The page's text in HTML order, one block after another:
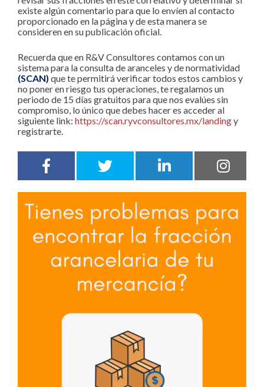
existe algún comentario para que lo envíen al contacto
proporcionado en la página y de esta manera se
consideren en su publicación oficial.
Recuerda que en R&V Consultores contamos con un
sistema para la consulta de aranceles y de normatividad
(SCAN) que te permitirá verificar todos estos cambios y
no poner en riesgo tus operaciones, te regalamos un
periodo de 15 días gratuitos para que nos evalúes sin
compromiso, lo único que debes hacer es acceder al
siguiente link: https://scan.ryvconsultores.mx/landingy
registrarte.